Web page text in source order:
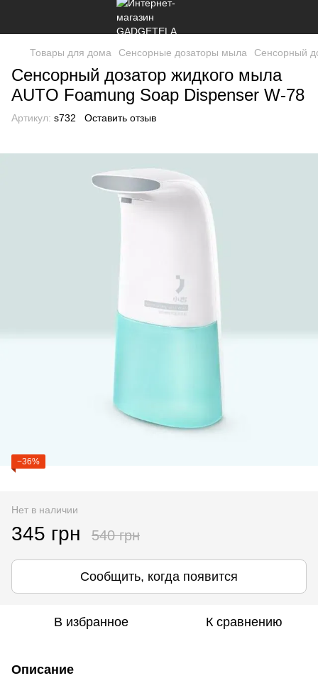
Товары для дома Сенсорные дозаторы мыла Сенсорный
Сенсорный дозатор жидкого мыла
AUTO Foamung Soap Dispenser W-78
Артикул: s732 Оставить отзыв
−36%
Нет в наличии
345 грн 540 грн
Сообщить, когда появится
В избранное К сравнению
Описание